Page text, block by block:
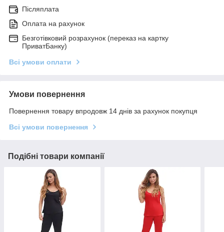
Післяплата
Оплата на рахунок
Безготівковий розрахунок (переказ на картку
ПриватБанку)
Всі умови оплати
Умови повернення
Повернення товару впродовж 14 днів за рахунок покупця
Всі умови повернення
Подібні товари компанії